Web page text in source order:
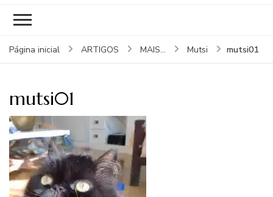
Página inicial ARTIGOS MAIS... Mutsi mutsi01
mutsi01